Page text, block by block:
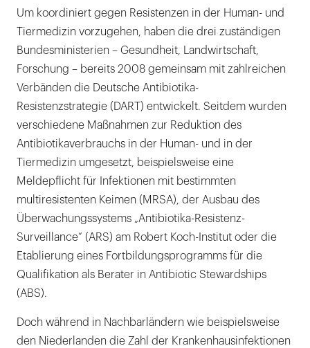
Um koordiniert gegen Resistenzen in der Human- und
Tiermedizin vorzugehen, haben die drei zuständigen
Bundesministerien – Gesundheit, Landwirtschaft,
Forschung – bereits 2008 gemeinsam mit zahlreichen
Verbänden die Deutsche Antibiotika-
Resistenzstrategie (DART) entwickelt. Seitdem wurden
verschiedene Maßnahmen zur Reduktion des
Antibiotikaverbrauchs in der Human- und in der
Tiermedizin umgesetzt, beispielsweise eine
Meldepflicht für Infektionen mit bestimmten
multiresistenten Keimen (MRSA), der Ausbau des
Überwachungssystems „Antibiotika-Resistenz-
Surveillance“ (ARS) am Robert Koch-Institut oder die
Etablierung eines Fortbildungsprogramms für die
Qualifikation als Berater in Antibiotic Stewardships
(ABS).
Doch während in Nachbarländern wie beispielsweise
den Niederlanden die Zahl der Krankenhausinfektionen